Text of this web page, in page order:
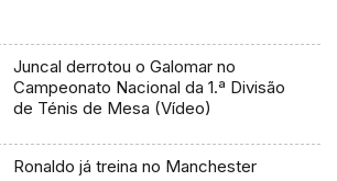
Juncal derrotou o Galomar no
Campeonato Nacional da 1.ª Divisão
de Ténis de Mesa (Vídeo)
Ronaldo já treina no Manchester